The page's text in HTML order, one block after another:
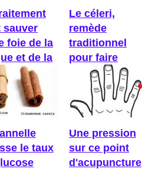
sauver
foie de la
et de la
Le céleri,
remède
traditionnel
pour faire
baisser la ...
le taux
Une pression
sur ce point
d'acupuncture